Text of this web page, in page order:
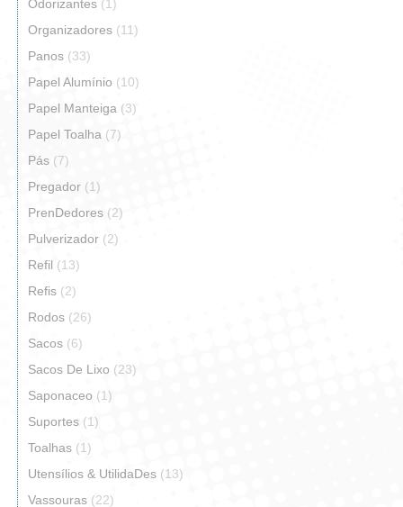
Odorizantes (1)
Organizadores (11)
Panos (33)
Papel Alumínio (10)
Papel Manteiga (3)
Papel Toalha (7)
Pás (7)
Pregador (1)
PrenDedores (2)
Pulverizador (2)
Refil (13)
Refis (2)
Rodos (26)
Sacos (6)
Sacos De Lixo (23)
Saponaceo (1)
Suportes (1)
Toalhas (1)
Utensílios & UtilidaDes (13)
Vassouras (22)